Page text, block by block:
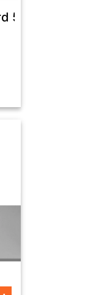
50 x 38 cm